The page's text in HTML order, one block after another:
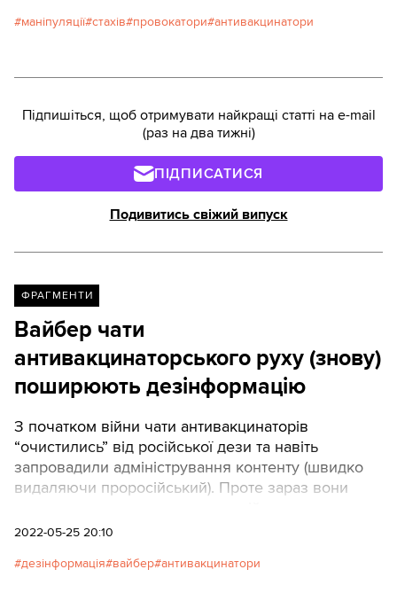
фактчекінгових проєктів "НотаЄнота" Альона
маніпуляції стахів провокатори антивакцинатори
Підпишіться, щоб отримувати найкращі статті на e-mail
(раз на два тижні)
ПІДПИСАТИСЯ
Подивитись свіжий випуск
ФРАГМЕНТИ
Вайбер чати
антивакцинаторського руху (знову)
поширюють дезінформацію
З початком війни чати антивакцинаторів
“очистились” від російської дези та навіть
запровадили адміністрування контенту (швидко
видаляючи проросійський). Проте зараз вони
наративів.
2022-05-25 20:10
дезінформація вайбер антивакцинатори